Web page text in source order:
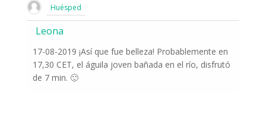
Huésped
Leona
17-08-2019 ¡Así que fue belleza! Probablemente en
17,30 CET, el águila joven bañada en el río, disfrutó
de 7 min. 🙂